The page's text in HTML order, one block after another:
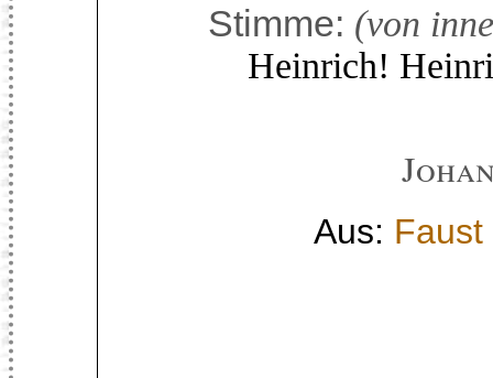
Stimme: (von
Heinrich!
Aus: Faust